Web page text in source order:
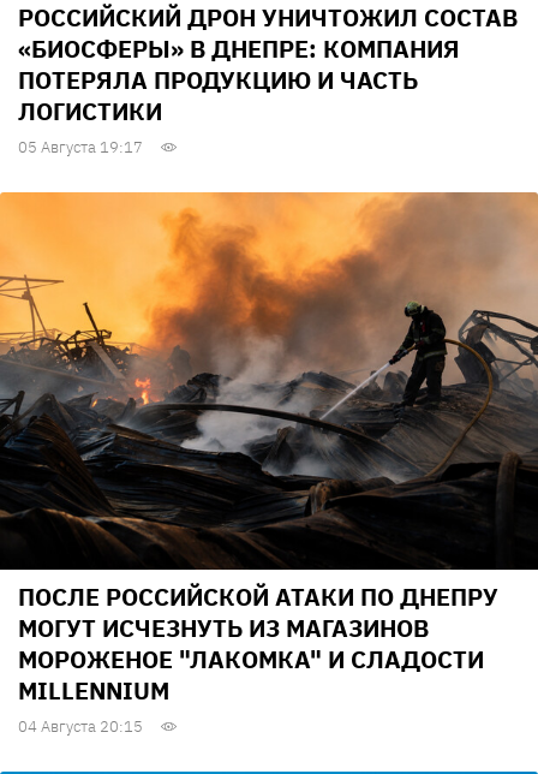
РОССИЙСКИЙ ДРОН УНИЧТОЖИЛ СОСТАВ
«БИОСФЕРЫ» В ДНЕПРЕ: КОМПАНИЯ
ПОТЕРЯЛА ПРОДУКЦИЮ И ЧАСТЬ
ЛОГИСТИКИ
05 Августа 19:17
ПОСЛЕ РОССИЙСКОЙ АТАКИ ПО ДНЕПРУ
МОГУТ ИСЧЕЗНУТЬ ИЗ МАГАЗИНОВ
МОРОЖЕНОЕ "ЛАКОМКА" И СЛАДОСТИ
MILLENNIUM
04 Августа 20:15